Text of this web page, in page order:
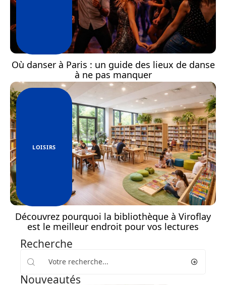
Où danser à Paris : un guide des lieux de danse
à ne pas manquer
LOISIRS
Découvrez pourquoi la bibliothèque à Viroflay
est le meilleur endroit pour vos lectures
Recherche
Nouveautés